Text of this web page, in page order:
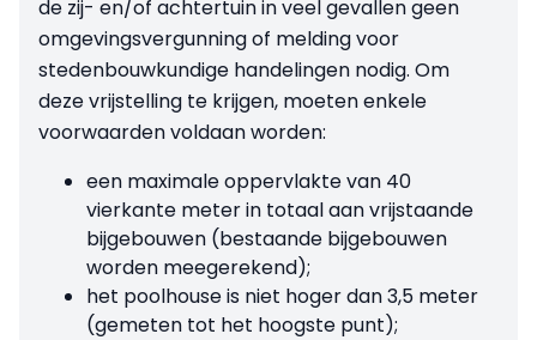
de zij- en/of achtertuin in veel gevallen geen
omgevingsvergunning of melding voor
stedenbouwkundige handelingen nodig. Om
deze vrijstelling te krijgen, moeten enkele
voorwaarden voldaan worden:
een maximale oppervlakte van 40
vierkante meter in totaal aan vrijstaande
bijgebouwen (bestaande bijgebouwen
worden meegerekend);
het poolhouse is niet hoger dan 3,5 meter
(gemeten tot het hoogste punt);